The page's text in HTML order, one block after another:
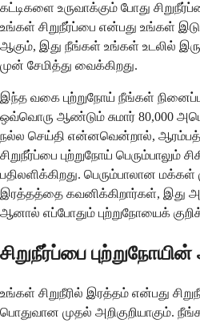
கட்டிகளை உருவாக்கும் போது
உங்கள் சிறுநீர்ப்பை என்பது உங்கள்
ஆகும், இது நீங்கள் உங்கள் உடலில்
முன் சேமித்து வைக்கிறது.
இந்த வகை புற்றுநோய் நீங்கள்
ஒவ்வொரு ஆண்டும் சுமார் 80,000
நல்ல செய்தி என்னவென்றால்,
சிறுநீர்ப்பை புற்றுநோய் பெரும்பாலும்
பதிலளிக்கிறது. பெரும்பாலான மக்கள்
இரத்தத்தை கவனிக்கிறார்கள், இது
ஆனால் எப்போதும் புற்றுநோயைக்
சிறுநீர்ப்பை
உங்கள் சிறுநீரில் இரத்தம் என்பது
பொதுவான முதல் அறிகுறியாகும்.